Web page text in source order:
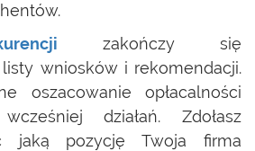
zakończy się
wniosków i rekomendacji.
oszacowanie opłacalności
działań. Zdołasz
jaką pozycję Twoja firma